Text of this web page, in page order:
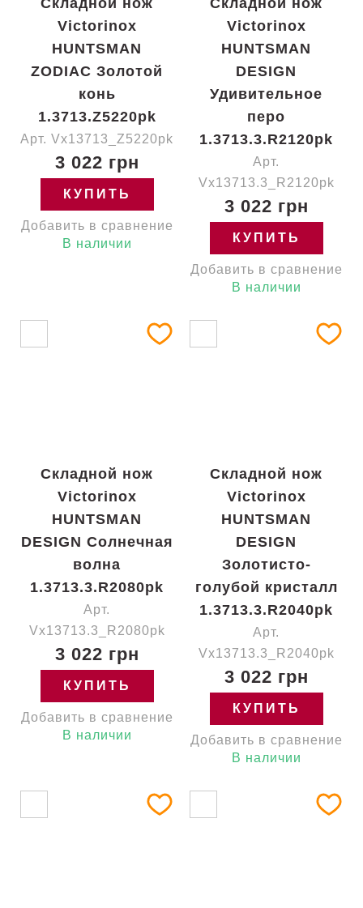
Складной нож
Victorinox
HUNTSMAN
ZODIAC Золотой
конь
1.3713.Z5220pk
Арт. Vx13713_Z5220pk
3 022 грн
КУПИТЬ
Добавить в сравнение
В наличии
Складной нож
Victorinox
HUNTSMAN
DESIGN
Удивительное
перо
1.3713.3.R2120pk
Арт.
Vx13713.3_R2120pk
3 022 грн
КУПИТЬ
Добавить в сравнение
В наличии
Складной нож
Victorinox
HUNTSMAN
DESIGN Солнечная
волна
1.3713.3.R2080pk
Арт.
Vx13713.3_R2080pk
3 022 грн
КУПИТЬ
Добавить в сравнение
В наличии
Складной нож
Victorinox
HUNTSMAN
DESIGN
Золотисто-
голубой кристалл
1.3713.3.R2040pk
Арт.
Vx13713.3_R2040pk
3 022 грн
КУПИТЬ
Добавить в сравнение
В наличии